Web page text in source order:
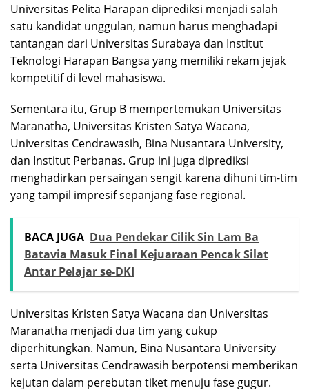
Universitas Pelita Harapan diprediksi menjadi salah
satu kandidat unggulan, namun harus menghadapi
tantangan dari Universitas Surabaya dan Institut
Teknologi Harapan Bangsa yang memiliki rekam jejak
kompetitif di level mahasiswa.
Sementara itu, Grup B mempertemukan Universitas
Maranatha, Universitas Kristen Satya Wacana,
Universitas Cendrawasih, Bina Nusantara University,
dan Institut Perbanas. Grup ini juga diprediksi
menghadirkan persaingan sengit karena dihuni tim-tim
yang tampil impresif sepanjang fase regional.
BACA JUGA Dua Pendekar Cilik Sin Lam Ba
Batavia Masuk Final Kejuaraan Pencak Silat
Antar Pelajar se-DKI
Universitas Kristen Satya Wacana dan Universitas
Maranatha menjadi dua tim yang cukup
diperhitungkan. Namun, Bina Nusantara University
serta Universitas Cendrawasih berpotensi memberikan
kejutan dalam perebutan tiket menuju fase gugur.